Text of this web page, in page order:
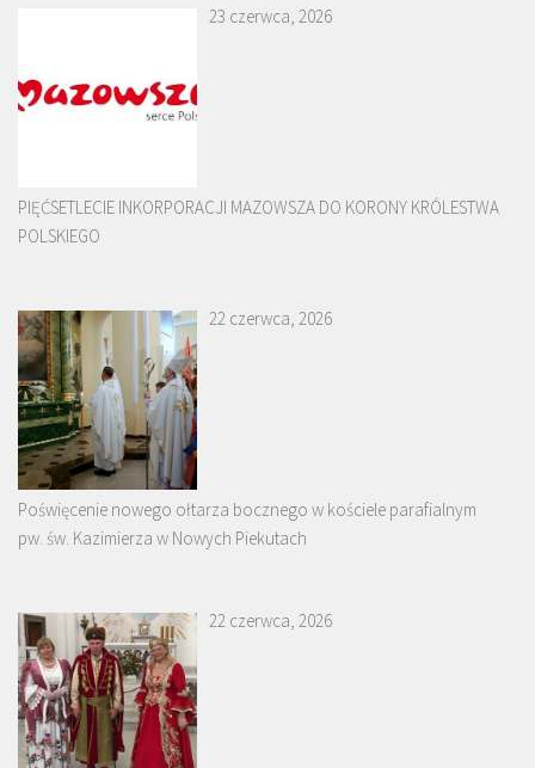
23 czerwca, 2026
PIĘĆSETLECIE INKORPORACJI MAZOWSZA DO KORONY KRÓLESTWA
POLSKIEGO
22 czerwca, 2026
Poświęcenie nowego ołtarza bocznego w kościele parafialnym
pw. św. Kazimierza w Nowych Piekutach
22 czerwca, 2026